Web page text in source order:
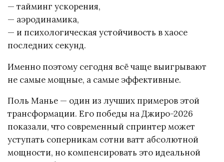
— тайминг ускорения,
— аэродинамика,
— и психологическая устойчивость в хаосе
последних секунд.
Именно поэтому сегодня всё чаще выигрывают
не самые мощные, а самые эффективные.
Поль Манье — один из лучших примеров этой
трансформации. Его победы на Джиро-2026
показали, что современный спринтер может
уступать соперникам сотни ватт абсолютной
мощности, но компенсировать это идеальной